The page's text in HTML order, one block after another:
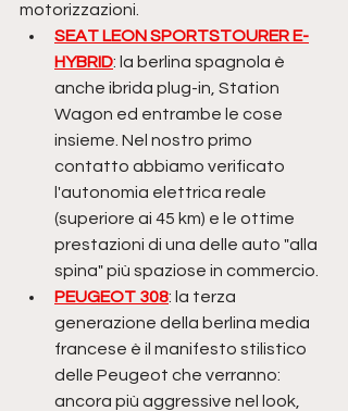
motorizzazioni.
SEAT LEON SPORTSTOURER E-
HYBRID: la berlina spagnola è
anche ibrida plug-in, Station
Wagon ed entrambe le cose
insieme. Nel nostro primo
contatto abbiamo verificato
l'autonomia elettrica reale
(superiore ai 45 km) e le ottime
prestazioni di una delle auto "alla
spina" più spaziose in commercio.
PEUGEOT 308: la terza
generazione della berlina media
francese è il manifesto stilistico
delle Peugeot che verranno:
ancora più aggressive nel look,